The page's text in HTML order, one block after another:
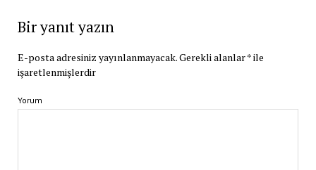
Bir yanıt yazın
E-posta adresiniz yayınlanmayacak.Gerekli alanlar*ile
işaretlenmişlerdir
Yorum